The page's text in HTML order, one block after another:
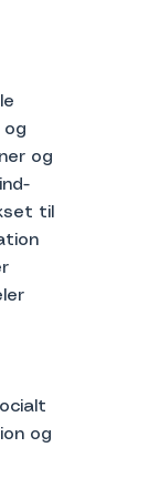
og
og
til
og